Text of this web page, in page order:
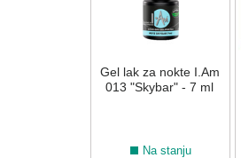
Gel lak za nokte I.Am
013 "Skybar" - 7 ml
Na stanju